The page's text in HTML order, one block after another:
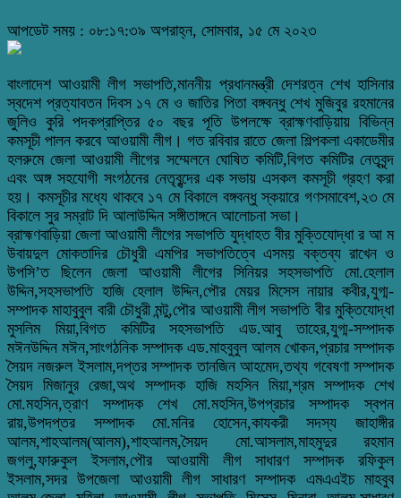
আপডেট সময় : ০৮:১৭:৩৯ অপরাহ্ন, সোমবার, ১৫ মে ২০২৩
বাংলাদেশ আওয়ামী লীগ সভাপতি,মাননীয় প্রধানমন্ত্রী দেশরত্ন শেখ হাসিনার
স্বদেশ প্রত্যাবতন দিবস ১৭ মে ও জাতির পিতা বঙ্গবন্ধু শেখ মুজিবুর রহমানের
জুলিও কুরি পদকপ্রাপ্তির ৫০ বছর পূতি উপলক্ষে ব্রাহ্মণবাড়িয়ায় বিভিন্ন
কমসূচী পালন করবে আওয়ামী লীগ। গত রবিবার রাতে জেলা শিল্পকলা একাডেমীর
হলরুমে জেলা আওয়ামী লীগের সম্মেলনে ঘোষিত কমিটি,বিগত কমিটির নেতৃবৃন্দ
এবং অঙ্গ সহযোগী সংগঠনের নেতৃবৃন্দের এক সভায় এসকল কমসূচী গ্রহণ করা
হয়। কমসূচীর মধ্যে থাকবে ১৭ মে বিকালে বঙ্গবন্ধু স্কয়ারে গণসমাবেশ,২৩ মে
বিকালে সুর সম্রাট দি আলাউদ্দিন সঙ্গীতাঙ্গনে আলোচনা সভা।
ব্রাহ্মণবাড়িয়া জেলা আওয়ামী লীগের সভাপতি যুদ্ধাহত বীর মুক্তিযোদ্ধা র আ ম
উবায়দুল মোকতাদির চৌধুরী এমপির সভাপতিত্বে এসময় বক্তব্য রাখেন ও
উপসি’ত ছিলেন জেলা আওয়ামী লীগের সিনিয়র সহসভাপতি মো.হেলাল
উদ্দিন,সহসভাপতি হাজি হেলাল উদ্দিন,পৌর মেয়র মিসেস নায়ার কবীর,যুগ্ম-
সম্পাদক মাহাবুবুল বারী চৌধুরী মন্টু,পৌর আওয়ামী লীগ সভাপতি বীর মুক্তিযোদ্ধা
মুসলিম মিয়া,বিগত কমিটির সহসভাপতি এড.আবু তাহের,যুগ্ম-সম্পাদক
মঈনউদ্দিন মঈন,সাংগঠনিক সম্পাদক এড.মাহবুবুল আলম খোকন,প্রচার সম্পাদক
সৈয়দ নজরুল ইসলাম,দপ্তর সম্পাদক তানজিন আহমেদ,তথ্য গবেষণা সম্পাদক
সৈয়দ মিজানুর রেজা,অথ সম্পাদক হাজি মহসিন মিয়া,শ্রম সম্পাদক শেখ
মো.মহসিন,ত্রাণ সম্পাদক শেখ মো.মহসিন,উপপ্রচার সম্পাদক স্বপন
রায়,উপদপ্তর সম্পাদক মো.মনির হোসেন,কাযকরী সদস্য জাহাঙ্গীর
আলম,শাহআলম(আলম),শাহআলম,সৈয়দ মো.আসলাম,মাহমুদুর রহমান
জগলু,ফারুকুল ইসলাম,পৌর আওয়ামী লীগ সাধারণ সম্পাদক রফিকুল
ইসলাম,সদর উপজেলা আওয়ামী লীগ সাধারণ সম্পাদক এমএএইচ মাহবুব